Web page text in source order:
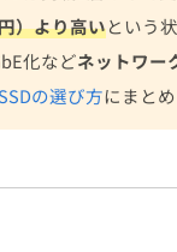
）より高いという
化などネットワー
の選び方にまと